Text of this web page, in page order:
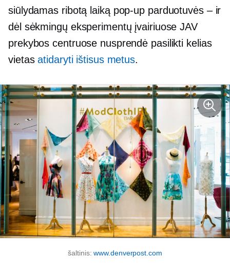
siūlydamas ribotą laiką pop-up parduotuvės – ir
dėl sėkmingų eksperimentų įvairiuose JAV
prekybos centruose nusprendė pasilikti kelias
vietasatidaryti ištisus metus.
šaltinis:www.denverpost.com